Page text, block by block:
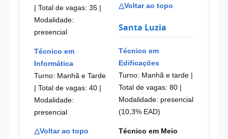
| Total de vagas: 35
Modalidade:
presencial
Técnico em
Informática
Turno: Manhã e Tarde
| Total de vagas: 40 |
Modalidade:
presencial
△Voltar ao topo
△Voltar ao topo
Santa Luzia
Técnico em
Edificações
Turno: Manhã e tarde |
Total de vagas: 80
Modalidade: presencial
(10,3% EAD)
Técnico em Meio